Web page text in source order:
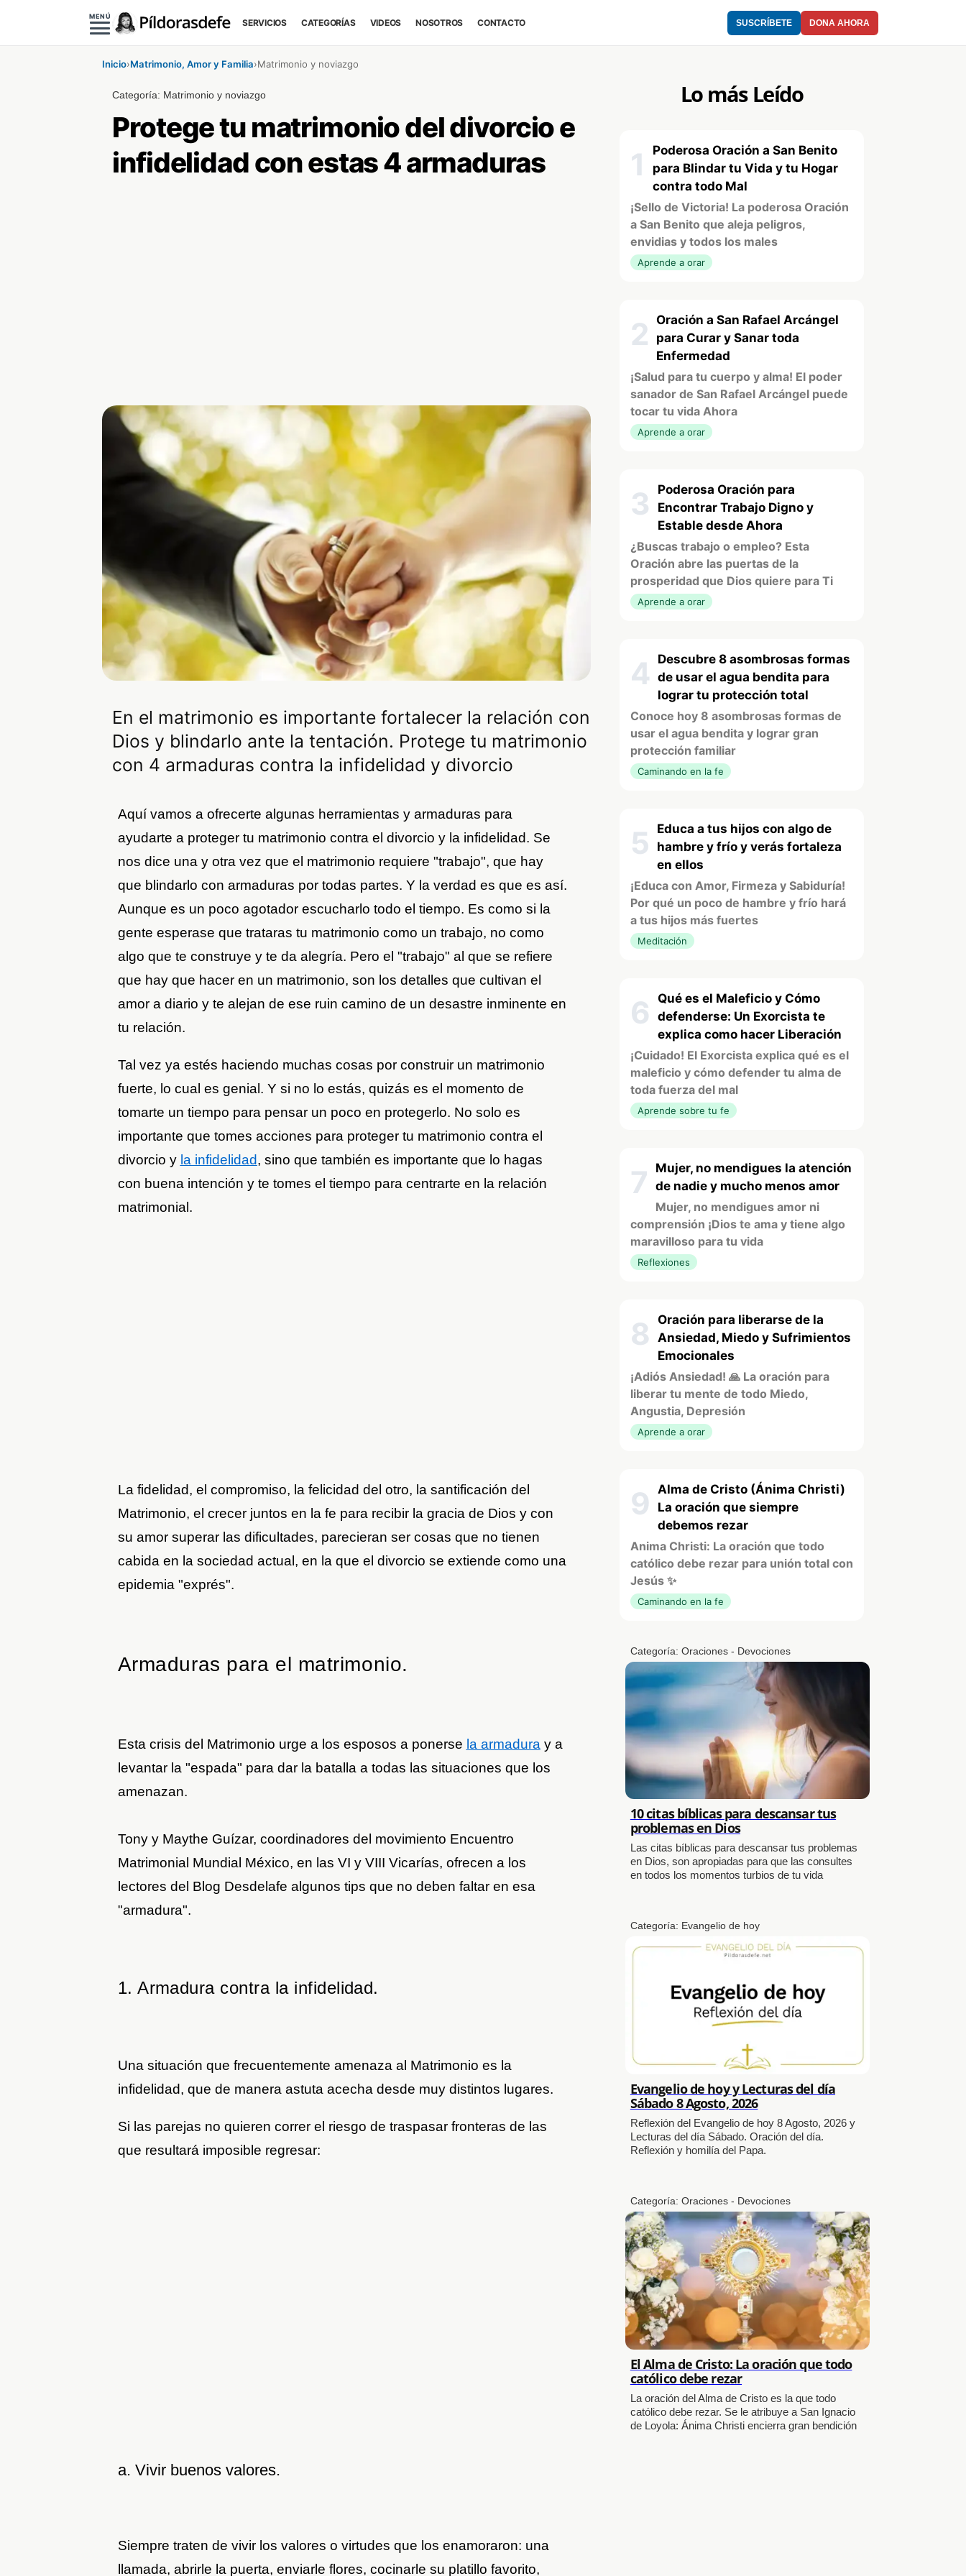
MENÚ
SERVICIOS CATEGORÍAS VIDEOS NOSOTROS CONTACTO SUSCRÍBETE DONA AHORA
Inicio›Matrimonio, Amor y Familia›Matrimonio y noviazgo
Categoría: Matrimonio y noviazgo
Protege tu matrimonio del divorcio e
infidelidad con estas 4 armaduras
En el matrimonio es importante fortalecer la relación con
Dios y blindarlo ante la tentación. Protege tu matrimonio
con 4 armaduras contra la infidelidad y divorcio
Aquí vamos a ofrecerte algunas herramientas y armaduras para
ayudarte a proteger tu matrimonio contra el divorcio y la infidelidad. Se
nos dice una y otra vez que el matrimonio requiere "trabajo", que hay
que blindarlo con armaduras por todas partes. Y la verdad es que es así.
Aunque es un poco agotador escucharlo todo el tiempo. Es como si la
gente esperase que trataras tu matrimonio como un trabajo, no como
algo que te construye y te da alegría. Pero el "trabajo" al que se refiere
que hay que hacer en un matrimonio, son los detalles que cultivan el
amor a diario y te alejan de ese ruin camino de un desastre inminente en
tu relación.
Tal vez ya estés haciendo muchas cosas por construir un matrimonio
fuerte, lo cual es genial. Y si no lo estás, quizás es el momento de
tomarte un tiempo para pensar un poco en protegerlo. No solo es
importante que tomes acciones para proteger tu matrimonio contra el
divorcio y la infidelidad, sino que también es importante que lo hagas
con buena intención y te tomes el tiempo para centrarte en la relación
matrimonial.
La fidelidad, el compromiso, la felicidad del otro, la santificación del
Matrimonio, el crecer juntos en la fe para recibir la gracia de Dios y con
su amor superar las dificultades, parecieran ser cosas que no tienen
cabida en la sociedad actual, en la que el divorcio se extiende como una
epidemia "exprés".
Armaduras para el matrimonio.
Esta crisis del Matrimonio urge a los esposos a ponerse la armadura y a
levantar la "espada" para dar la batalla a todas las situaciones que los
amenazan.
Tony y Maythe Guízar, coordinadores del movimiento Encuentro
Matrimonial Mundial México, en las VI y VIII Vicarías, ofrecen a los
lectores del Blog Desdelafe algunos tips que no deben faltar en esa
"armadura".
1. Armadura contra la infidelidad.
Una situación que frecuentemente amenaza al Matrimonio es la
infidelidad, que de manera astuta acecha desde muy distintos lugares.
Si las parejas no quieren correr el riesgo de traspasar fronteras de las
que resultará imposible regresar:
a. Vivir buenos valores.
Siempre traten de vivir los valores o virtudes que los enamoraron: una
llamada, abrirle la puerta, enviarle flores, cocinarle su platillo favorito,
Lo más Leído
1
Poderosa Oración a San Benito
para Blindar tu Vida y tu Hogar
contra todo Mal
¡Sello de Victoria! La poderosa Oración
a San Benito que aleja peligros,
envidias y todos los males
Aprende a orar
2 Oración a San Rafael Arcángel
para Curar y Sanar toda
Enfermedad
¡Salud para tu cuerpo y alma! El poder
sanador de San Rafael Arcángel puede
tocar tu vida Ahora
Aprende a orar
3
Poderosa Oración para
Encontrar Trabajo Digno y
Estable desde Ahora
¿Buscas trabajo o empleo? Esta
Oración abre las puertas de la
prosperidad que Dios quiere para Ti
Aprende a orar
4
Descubre 8 asombrosas formas
de usar el agua bendita para
lograr tu protección total
Conoce hoy 8 asombrosas formas de
usar el agua bendita y lograr gran
protección familiar
Caminando en la fe
5
Educa a tus hijos con algo de
hambre y frío y verás fortaleza
en ellos
¡Educa con Amor, Firmeza y Sabiduría!
Por qué un poco de hambre y frío hará
a tus hijos más fuertes
Meditación
6
Qué es el Maleficio y Cómo
defenderse: Un Exorcista te
explica como hacer Liberación
¡Cuidado! El Exorcista explica qué es el
maleficio y cómo defender tu alma de
toda fuerza del mal
Aprende sobre tu fe
7
Mujer, no mendigues la atención
de nadie y mucho menos amor
Mujer, no mendigues amor ni
comprensión ¡Dios te ama y tiene algo
maravilloso para tu vida
Reflexiones
8
Oración para liberarse de la
Ansiedad, Miedo y Sufrimientos
Emocionales
¡Adiós Ansiedad! 🙏 La oración para
liberar tu mente de todo Miedo,
Angustia, Depresión
Aprende a orar
9
Alma de Cristo (Ánima Christi)
La oración que siempre
debemos rezar
Anima Christi: La oración que todo
católico debe rezar para unión total con
Jesús ✨
Caminando en la fe
Categoría: Oraciones - Devociones
10 citas bíblicas para descansar tus
problemas en Dios
Las citas bíblicas para descansar tus problemas
en Dios, son apropiadas para que las consultes
en todos los momentos turbios de tu vida
Categoría: Evangelio de hoy
Evangelio de hoy y Lecturas del día
Sábado 8 Agosto, 2026
Reflexión del Evangelio de hoy 8 Agosto, 2026 y
Lecturas del día Sábado. Oración del día.
Reflexión y homilía del Papa.
Categoría: Oraciones - Devociones
El Alma de Cristo: La oración que todo
católico debe rezar
La oración del Alma de Cristo es la que todo
católico debe rezar. Se le atribuye a San Ignacio
de Loyola: Ánima Christi encierra gran bendición